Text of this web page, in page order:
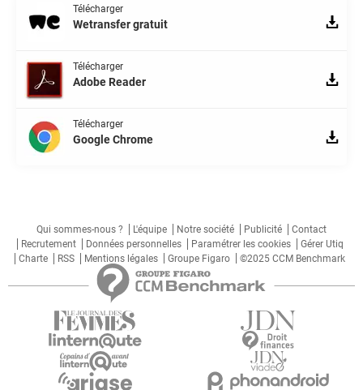
Télécharger
Wetransfer gratuit
Télécharger
Adobe Reader
Télécharger
Google Chrome
Qui sommes-nous ? L'équipe Notre société Publicité
Contact
Recrutement
Données personnelles Paramétrer les cookies
Gérer Utiq
Charte
RSS Mentions légales Groupe Figaro ©2025 CCM Benchmark